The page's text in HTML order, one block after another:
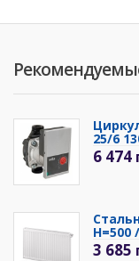
25/6
6 474
H=500
3 685